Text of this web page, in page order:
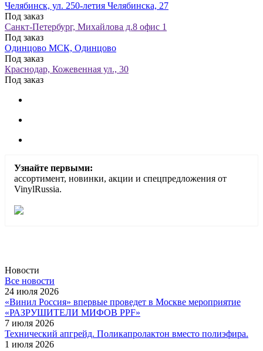
Челябинск, ул. 250-летия Челябинска, 27
Под заказ
Санкт-Петербург, Михайлова д.8 офис 1
Под заказ
Одинцово МСК, Одинцово
Под заказ
Краснодар, Кожевенная ул., 30
Под заказ
Узнайте первыми:
ассортимент, новинки, акции и спецпредложения от
VinylRussia.
Новости
Все новости
24 июля 2026
«Винил Россия» впервые проведет в Москве мероприятие
«РАЗРУШИТЕЛИ МИФОВ PPF»
7 июля 2026
Технический апгрейд. Поликапролактон вместо полиэфира.
1 июля 2026